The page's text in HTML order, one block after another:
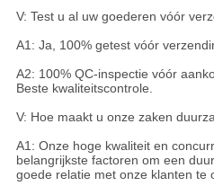
V: Test u al uw goederen vóór
A1: Ja, 100% getest vóór
A2: 100% QC-inspectie vóór
Beste kwaliteitscontrole.
V: Hoe maakt u onze zaken
A1: Onze hoge kwaliteit en
belangrijkste factoren om een
goede relatie met onze klanten te